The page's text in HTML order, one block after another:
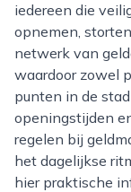
iedereen die
opnemen,
netwerk van
waardoor zowel
punten in de
openingstijden
regelen bij
het dagelijkse
hier praktische